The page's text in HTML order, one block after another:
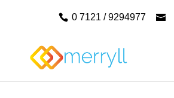
0 7121 / 9294977